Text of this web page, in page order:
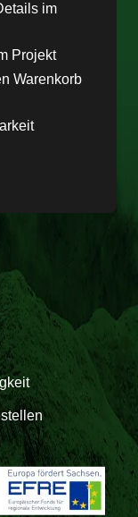
im
Projekt
Warenkorb